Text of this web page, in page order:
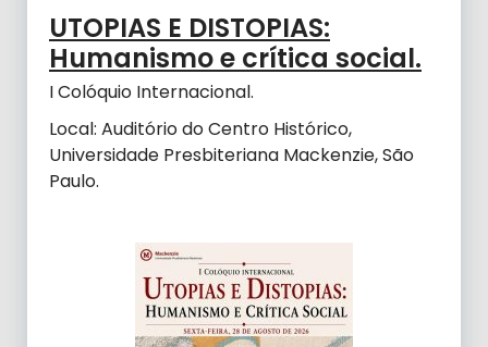
UTOPIAS E DISTOPIAS:
Humanismo e crítica social.
I Colóquio Internacional.
Local: Auditório do Centro Histórico,
Universidade Presbiteriana Mackenzie, São
Paulo.